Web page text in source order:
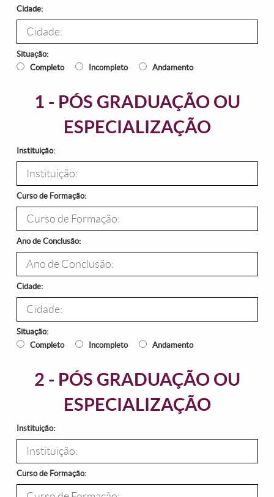
Cidade:
Situação:
Completo
Incompleto Andamento
1 - PÓS GRADUAÇÃO OU
ESPECIALIZAÇÃO
Instituição:
Curso de Formação:
Ano de Conclusão:
Cidade:
Situação:
Completo
Incompleto Andamento
2 - PÓS GRADUAÇÃO OU
ESPECIALIZAÇÃO
Instituição:
Curso de Formação: